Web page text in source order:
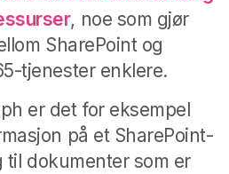
, noe som gjør
SharePoint og
tjenester enklere.
er det for eksempel
på et SharePoint-
dokumenter som er